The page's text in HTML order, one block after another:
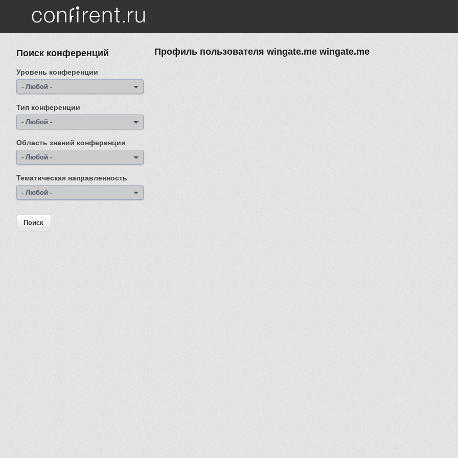
Перейти к основному содержанию
Профиль пользователя wingate.me wingate.me
Поиск конференций
Уровень конференции
- Любой -
Тип конференции
- Любой -
Область знаний конференции
- Любой -
Тематическая направленность
- Любой -